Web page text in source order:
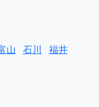
山 石川 福井